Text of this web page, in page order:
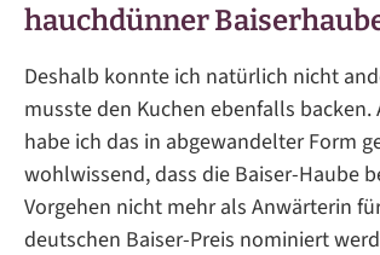
hauchdünner
Deshalb konnte ich natürlich nicht
musste den Kuchen ebenfalls backen.
habe ich das in abgewandelter Form
wohlwissend, dass die Baiser-Haube
Vorgehen nicht mehr als Anwärterin
deutschen Baiser-Preis nominiert